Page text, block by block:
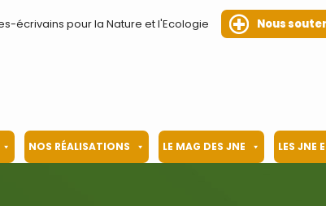
écrivains pour la Nature et l'Ecologie Nous
NOS RÉALISATIONS LE MAG DES JNE LES JNE